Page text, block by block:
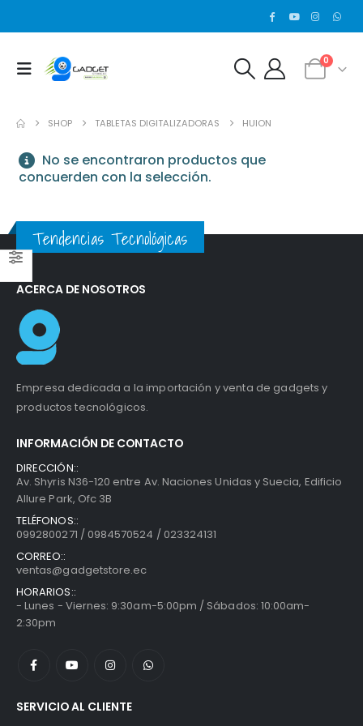
0
SHOP TABLETAS DIGITALIZADORAS HUION
No se encontraron productos que
concuerden con la selección.
Tendencias Tecnológicas
ACERCA DE NOSOTROS
Empresa dedicada a la importación y venta de gadgets y
productos tecnológicos.
INFORMACIÓN DE CONTACTO
DIRECCIÓN::
Av. Shyris N36-120 entre Av. Naciones Unidas y Suecia, Edificio
Allure Park, Ofc 3B
TELÉFONOS::
0992800271 / 0984570524 / 023324131
CORREO::
ventas@gadgetstore.ec
HORARIOS::
- Lunes - Viernes: 9:30am-5:00pm / Sábados: 10:00am-
2:30pm
SERVICIO AL CLIENTE